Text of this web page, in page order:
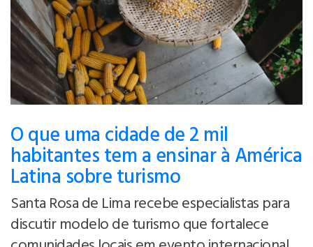
O que uma cidade de 2 mil
habitantes tem a ensinar à América
Latina sobre turismo
Santa Rosa de Lima recebe especialistas para
discutir modelo de turismo que fortalece